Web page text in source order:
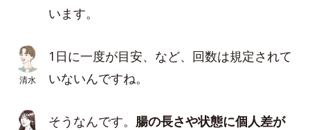
います。
清水
1日に一度が目安、など、回数は規定されて
いないんですね。
そうなんです。 腸の長さや状態に個人差が